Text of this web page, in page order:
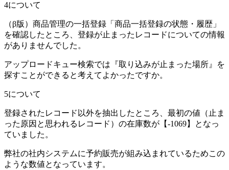
4について
（β版）商品管理の一括登録「商品一括登録の状態・履歴」
を確認したところ、登録が止まったレコードについての情報
がありませんでした。
アップロードキュー検索では『取り込みが止まった場所』を
探すことができると考えてよかったですか。
5について
登録されたレコード以外を抽出したところ、最初の値（止ま
った原因と思われるレコード）の在庫数が【-1069】となっ
ていました。
弊社の社内システムに予約販売が組み込まれているためこの
ような数値となっています。